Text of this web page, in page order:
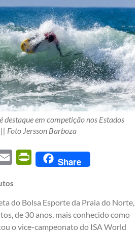
destaque em competição nos Estados
Foto Jersson Barboza
Email PrintFriendly
Share
do Bolsa Esporte da Praia do Norte,
de 30 anos, mais conhecido como
o vice-campeonato do ISA World